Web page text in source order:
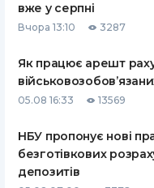
вже у серпні
Вчора 13:10 3287
Як працює арешт
05.08 16:33 13569
НБУ пропонує нові
безготівкових
депозитів